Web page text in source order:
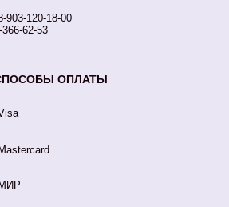
903-120-18-00
62-53
ОПЛАТЫ
МИР